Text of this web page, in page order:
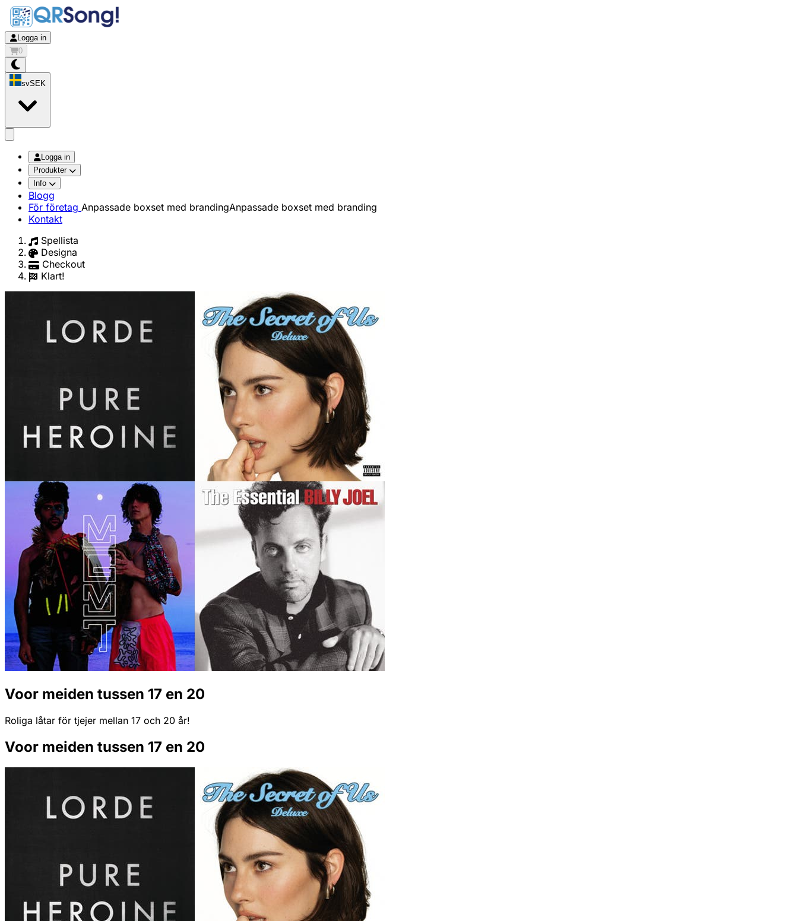
Logga in
0
svSEK
Logga in
Produkter
Info
Blogg
För företag Anpassade boxset med brandingAnpassade boxset med branding
Kontakt
Spellista
Designa
Checkout
Klart!
Voor meiden tussen 17 en 20
Roliga låtar för tjejer mellan 17 och 20 år!
Voor meiden tussen 17 en 20